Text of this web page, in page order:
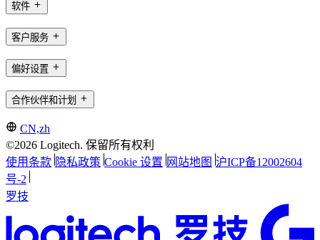
软件
客户服务
偏好设置
合作伙伴和计划
CN,zh
©2026 Logitech. 保留所有权利
使用条款 隐私政策 Cookie 设置 网站地图 沪ICP备12002604
号-2
罗技